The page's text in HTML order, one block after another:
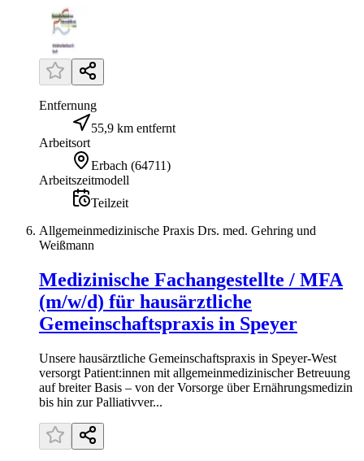
Entfernung
55,9 km entfernt
Arbeitsort
Erbach (64711)
Arbeitszeitmodell
Teilzeit
Allgemeinmedizinische Praxis Drs. med. Gehring und
Weißmann
Medizinische Fachangestellte / MFA
(m/w/d) für hausärztliche
Gemeinschaftspraxis in Speyer
Unsere hausärztliche Gemeinschaftspraxis in Speyer-West
versorgt Patient:innen mit allgemeinmedizinischer Betreuung
auf breiter Basis – von der Vorsorge über Ernährungsmedizin
bis hin zur Palliativver...